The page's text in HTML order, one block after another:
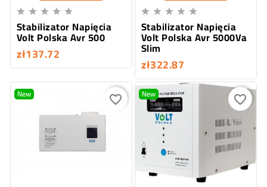
    
Stabilizator Napięcia
Volt Polska Avr 500
zł137.72
    
Stabilizator Napięcia
Volt Polska Avr 5000Va
Slim
zł322.87
New favorite_border New favorite_border